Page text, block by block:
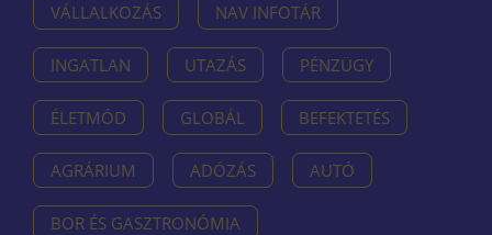
VÁLLALKOZÁS NAV INFOTÁR
INGATLAN UTAZÁS PÉNZÜGY
ÉLETMÓD GLOBÁL BEFEKTETÉS
AGRÁRIUM ADÓZÁS AUTÓ
BOR ÉS GASZTRONÓMIA